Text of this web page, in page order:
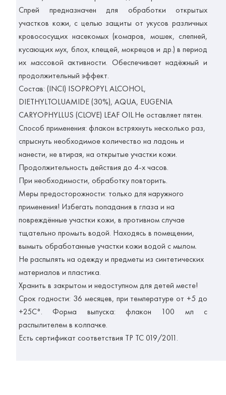
Спрей предназначен для обработки открытых
участков кожи, с целью защиты от укусов различных
кровососущих насекомых (комаров, мошек, слепней,
кусающих мух, блох, клещей, мокрецов и др.) в период
их массовой активности. Обеспечивает надёжный и
продолжительный эффект.
Состав: (INCI) ISOPROPYL ALCOHOL,
DIETHYLTOLUAMIDE (30%), AQUA, EUGENIA
CARYOPHYLLUS (CLOVE) LEAF OIL.Не оставляет пятен.
Способ применения: флакон встряхнуть несколько раз,
спрыснуть необходимое количество на ладонь и
нанести, не втирая, на открытые участки кожи.
Продолжительность действия до 4-х часов.
При необходимости, обработку повторить.
Меры предосторожности: только для наружного
применения! Избегать попадания в глаза и на
повреждённые участки кожи, в противном случае
тщательно промыть водой. Находясь в помещении,
вымыть обработанные участки кожи водой с мылом.
Не распылять на одежду и предметы из синтетических
материалов и пластика.
Хранить в закрытом и недоступном для детей месте!
Срок годности: 36 месяцев, при температуре от +5 до
+25С°. Форма выпуска: флакон 100 мл с
распылителем в колпачке.
Есть сертификат соответствия ТР ТС 019/2011.